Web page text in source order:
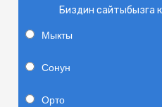
Биздин сайтыбызга
Мыкты
Сонун
Орто